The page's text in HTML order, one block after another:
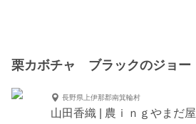
栗カボチャ ブラックのジョー
長野県上伊那郡南箕輪村
山田香織 | 農ｉｎｇやまだ屋